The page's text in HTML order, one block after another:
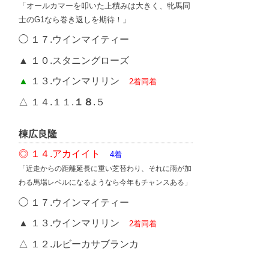
「オールカマーを叩いた上積みは大きく、牝馬同
士のG1なら巻き返しを期待！」
◯ １７.ウインマイティー
▲ １０.スタニングローズ
▲ １３.ウインマリリン 2着同着
△ １４.１１. １８ .５
棟広良隆
◎ １４.アカイイト 4着
「近走からの距離延長に重い芝替わり、それに雨が加
わる馬場レベルになるようなら今年もチャンスある」
◯ １７.ウインマイティー
▲ １３.ウインマリリン 2着同着
△ １２.ルビーカサブランカ